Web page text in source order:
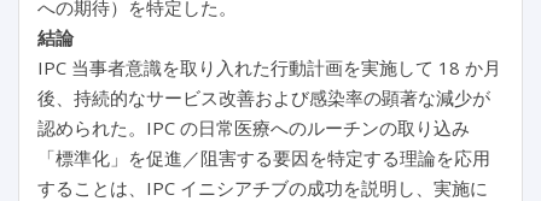
への期待）を特定した。
結論
IPC 当事者意識を取り入れた行動計画を実施して 18 か月
後、持続的なサービス改善および感染率の顕著な減少が
認められた。IPC の日常医療へのルーチンの取り込み
「標準化」を促進／阻害する要因を特定する理論を応用
することは、IPC イニシアチブの成功を説明し、実施に